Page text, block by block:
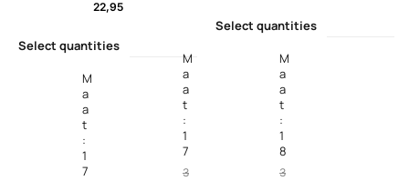
22,95
Select quantities
M
a
a
t
:
1
7
Select quantities
M
a
a
t
:
1
7
3
M
a
a
t
:
1
8
3